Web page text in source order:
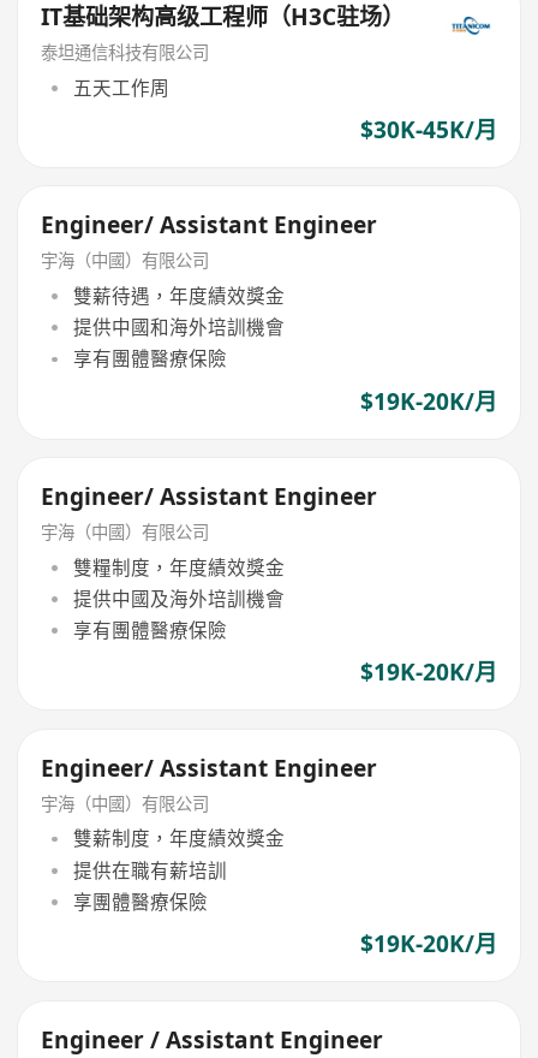
IT基础架构高级工程师（H3C驻场）
泰坦通信科技有限公司
五天工作周
$30K-45K/月
Engineer/ Assistant Engineer
宇海（中國）有限公司
雙薪待遇，年度績效獎金
提供中國和海外培訓機會
享有團體醫療保險
$19K-20K/月
Engineer/ Assistant Engineer
宇海（中國）有限公司
雙糧制度，年度績效獎金
提供中國及海外培訓機會
享有團體醫療保險
$19K-20K/月
Engineer/ Assistant Engineer
宇海（中國）有限公司
雙薪制度，年度績效獎金
提供在職有薪培訓
享團體醫療保險
$19K-20K/月
Engineer / Assistant Engineer